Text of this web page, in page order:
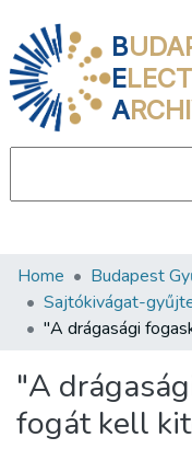
B
E
A
Communities &
All of DSpace
About us
Home Budapest
Sajtókivágat-
"A
fogát kell